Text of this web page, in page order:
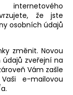
že jste
osobních údajů
změnit. Novou
zveřejní na
Vám zašle
e-mailovou